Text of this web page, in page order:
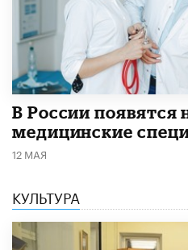
В России появятся
медицинские
12 МАЯ
КУЛЬТУРА